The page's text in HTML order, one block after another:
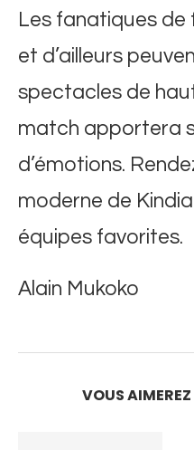
Les fanatiques de
et d’ailleurs
spectacles de
match apportera
d’émotions.
moderne de
équipes favorites.
Alain Mukoko
VOUS